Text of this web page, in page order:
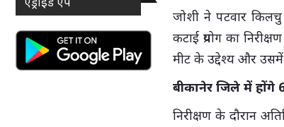
जोशी ने पटवार
कटाई प्रयोग का
मीट के उद्देश्य और उसमें
बीकानेर जिले में होंगे
निरीक्षण के दौरान